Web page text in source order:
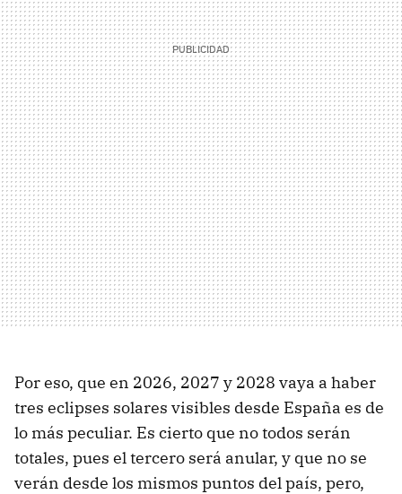
Por eso, que en 2026, 2027 y 2028 vaya a haber
tres eclipses solares visibles desde España es de
lo más peculiar. Es cierto que no todos serán
totales, pues el tercero será anular, y que no se
verán desde los mismos puntos del país, pero,